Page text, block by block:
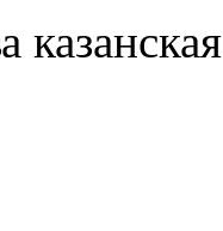
казанская